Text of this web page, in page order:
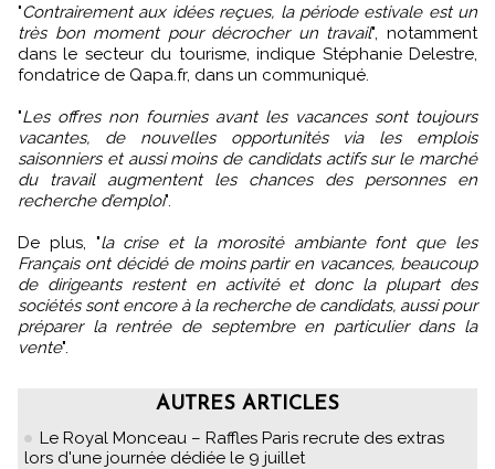
"Contrairement aux idées reçues, la période estivale est un
très bon moment pour décrocher un travail", notamment
dans le secteur du tourisme, indique Stéphanie Delestre,
fondatrice de Qapa.fr, dans un communiqué.
"Les offres non fournies avant les vacances sont toujours
vacantes, de nouvelles opportunités via les emplois
saisonniers et aussi moins de candidats actifs sur le marché
du travail augmentent les chances des personnes en
recherche d’emploi".
De plus, "la crise et la morosité ambiante font que les
Français ont décidé de moins partir en vacances, beaucoup
de dirigeants restent en activité et donc la plupart des
sociétés sont encore à la recherche de candidats, aussi pour
préparer la rentrée de septembre en particulier dans la
vente".
AUTRES ARTICLES
Le Royal Monceau – Raffles Paris recrute des extras
lors d'une journée dédiée le 9 juillet